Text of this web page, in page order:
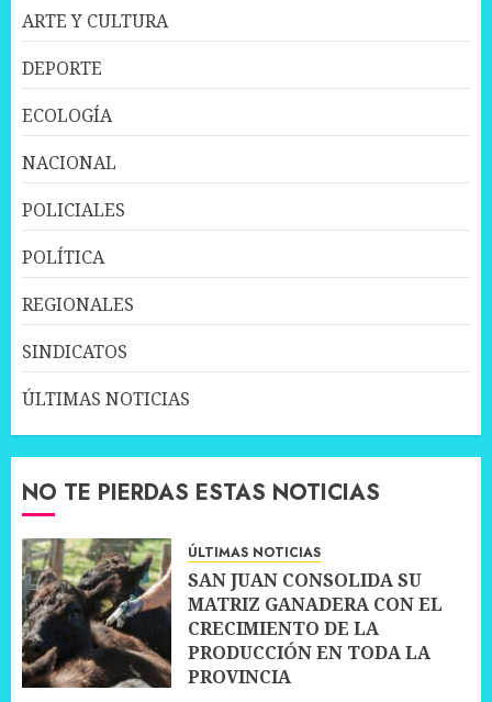
ARTE Y CULTURA
DEPORTE
ECOLOGÍA
NACIONAL
POLICIALES
POLÍTICA
REGIONALES
SINDICATOS
ÚLTIMAS NOTICIAS
NO TE PIERDAS ESTAS NOTICIAS
ÚLTIMAS NOTICIAS
SAN JUAN CONSOLIDA SU
MATRIZ GANADERA CON EL
CRECIMIENTO DE LA
PRODUCCIÓN EN TODA LA
PROVINCIA